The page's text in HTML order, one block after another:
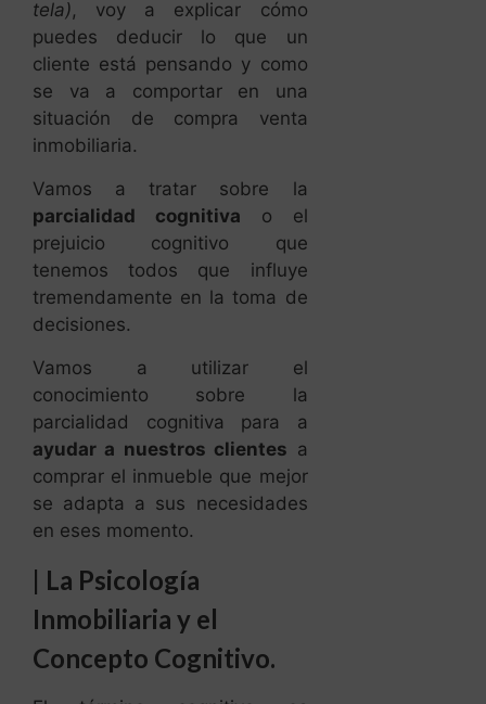
tela), voy a explicar cómo
puedes deducir lo que un
cliente está pensando y como
se va a comportar en una
situación de compra venta
inmobiliaria.
Vamos a tratar sobre la
parcialidad cognitiva o el
prejuicio cognitivo que
tenemos todos que influye
tremendamente en la toma de
decisiones.
Vamos a utilizar el
conocimiento sobre la
parcialidad cognitiva para a
ayudar a nuestros clientes a
comprar el inmueble que mejor
se adapta a sus necesidades
en eses momento.
| La Psicología
Inmobiliaria y el
Concepto Cognitivo.